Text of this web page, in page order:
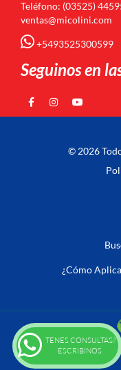
Teléfono: (03525)
ventas@micolini.com
+5493525300599
Seguinos en
© 2026
¿Cómo
TENES CONSULTAS?
ESCRIBINOS